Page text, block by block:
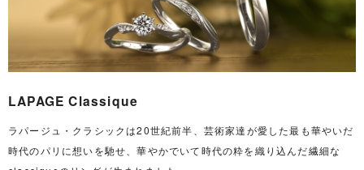
LAPAGE Classique
ラパージュ・クラシックは20世紀前半、芸術家達が愛した最も華やいだ
時代のパリに想いを馳せ、華やかでいて時代の粋を織り込んだ繊細な